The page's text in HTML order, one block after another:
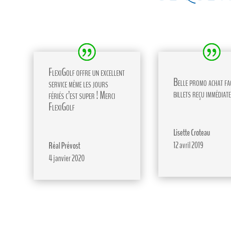
FlexiGolf offre un excellent
service même les jours
fériés c’est super ! Merci
FlexiGolf
Réal Prévost
4 janvier 2020
Belle promo achat
billets reçu
Lisette Croteau
12 avril 2019